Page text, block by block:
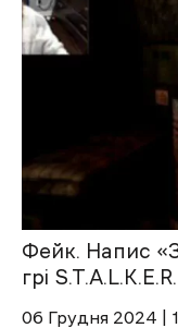
Фейк. Напис
грі
06 Грудня 2024 |